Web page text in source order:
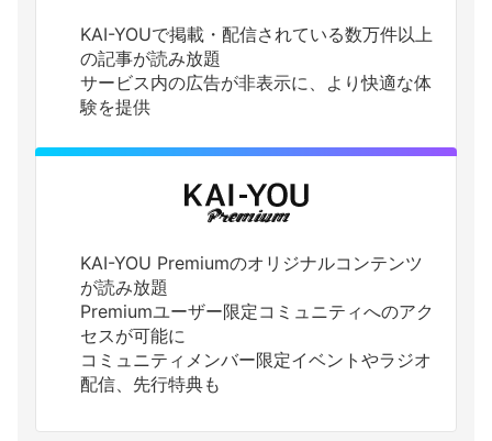
KAI-YOUで掲載・配信されている数万件以上
の記事が読み放題
サービス内の広告が非表示に、より快適な体
験を提供
KAI-YOU Premiumのオリジナルコンテンツ
が読み放題
Premiumユーザー限定コミュニティへのアク
セスが可能に
コミュニティメンバー限定イベントやラジオ
配信、先行特典も